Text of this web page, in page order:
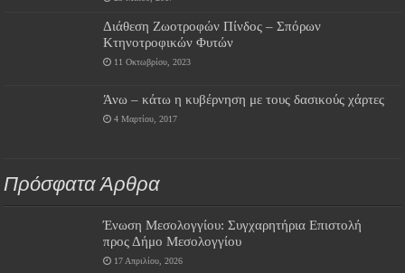
Διάθεση Ζωοτροφών Πίνδος – Σπόρων
Κτηνοτροφικών Φυτών
11 Οκτωβρίου, 2023
Άνω – κάτω η κυβέρνηση με τους δασικούς χάρτες
4 Μαρτίου, 2017
Πρόσφατα Άρθρα
Ένωση Μεσολογγίου: Συγχαρητήρια Επιστολή
προς Δήμο Μεσολογγίου
17 Απριλίου, 2026